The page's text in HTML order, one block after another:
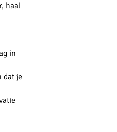
haal
in
dat je